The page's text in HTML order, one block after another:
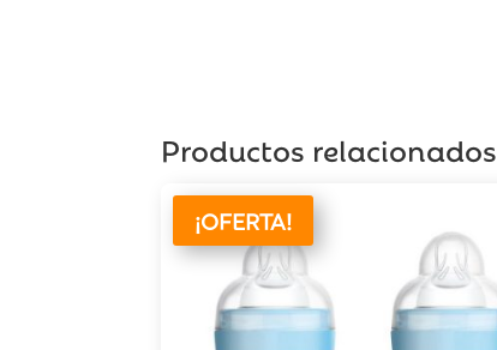
Productos relacionados
¡OFERTA!